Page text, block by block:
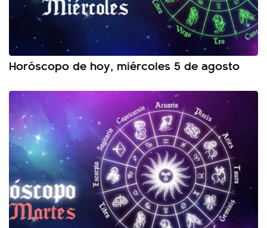
Horóscopo de hoy, miércoles 5 de agosto